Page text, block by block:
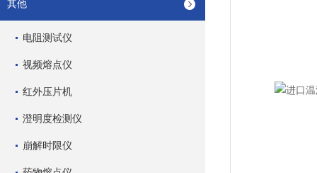
其他
电阻测试仪
视频熔点仪
红外压片机
澄明度检测仪
崩解时限仪